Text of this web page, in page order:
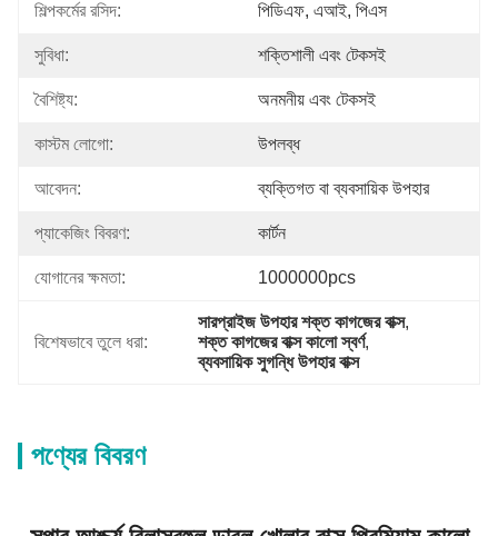
শিল্পকর্মের রসিদ: পিডিএফ, এআই, পিএস
সুবিধা: শক্তিশালী এবং টেকসই
বৈশিষ্ট্য: অনমনীয় এবং টেকসই
কাস্টম লোগো: উপলব্ধ
আবেদন: ব্যক্তিগত বা ব্যবসায়িক উপহার
প্যাকেজিং বিবরণ: কার্টন
যোগানের ক্ষমতা: 1000000pcs
বিশেষভাবে তুলে ধরা:
সারপ্রাইজ উপহার শক্ত কাগজের বাক্স,
শক্ত কাগজের বাক্স কালো স্বর্ণ,
ব্যবসায়িক সুগন্ধি উপহার বাক্স
পণ্যের বিবরণ